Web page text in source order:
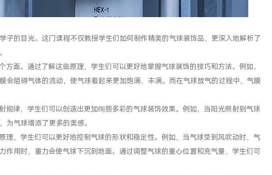
的目光。这门课程不仅教授学生们如何制作精美的气球装饰品，更深入地解析了
面。通过了解这些原理，学生们可以更好地掌握气球装饰的技巧和方法。例如，
会阻碍气体的流动，使气球看起来更加饱满、丰满。而在气球放气的过程中，气膜
律，学生们可以创造出更加绚丽多彩的气球装饰效果。例如，当阳光照射到气球
为气球增添了更多的美感。
理，学生们可以更好地控制气球的形状和稳定性。例如，当气球受到风吹动时，气
用时，重力会使气球下沉到地面。通过调整气球的重心位置和充气量，学生们可